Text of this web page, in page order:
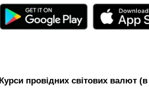
Курси провідних світових валют (в